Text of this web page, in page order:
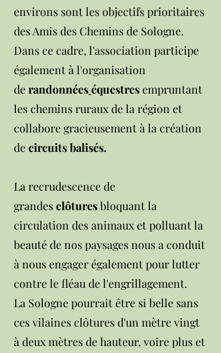
environs sont les objectifs prioritaires
des Amis des Chemins de Sologne.
Dans ce cadre, l'association participe
également à l'organisation
derandonnéeséquestresempruntant
les chemins ruraux de la région et
collabore gracieusement à la création
decircuits balisés.
La recrudescence de
grandesclôturesbloquant la
circulation des animaux et polluant la
beauté de nos paysages nous a conduit
à nous engager également pour lutter
contre le fléau de l'engrillagement.
La Sologne pourrait être si belle sans
ces vilaines clôtures d'un mètre vingt
à deux mètres de hauteur, voire plus et